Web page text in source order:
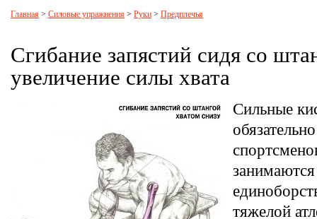
Главная > Силовые упражнения > Руки > Предплечья
Сгибание запястий сидя со
увеличение силы хвата
Сильные
занимаются
тяжелой